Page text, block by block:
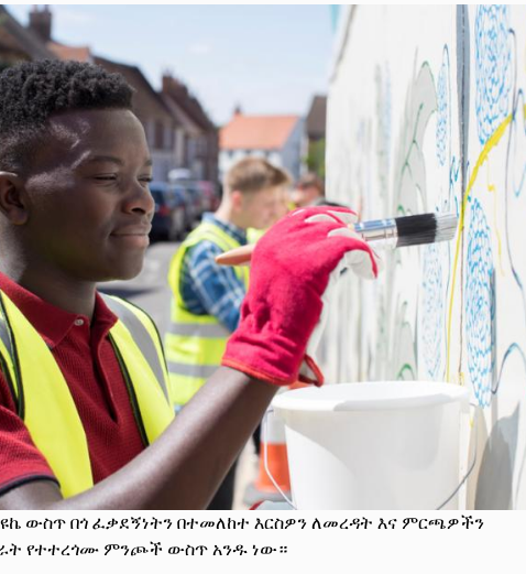
ውስጥ በጎ ፈቃደኝነትን በተመለከተ እርስዎን ለመረዳት እና ምርጫዎችን
የተተረጎሙ ምንጮች ውስጥ አንዱ ነው።